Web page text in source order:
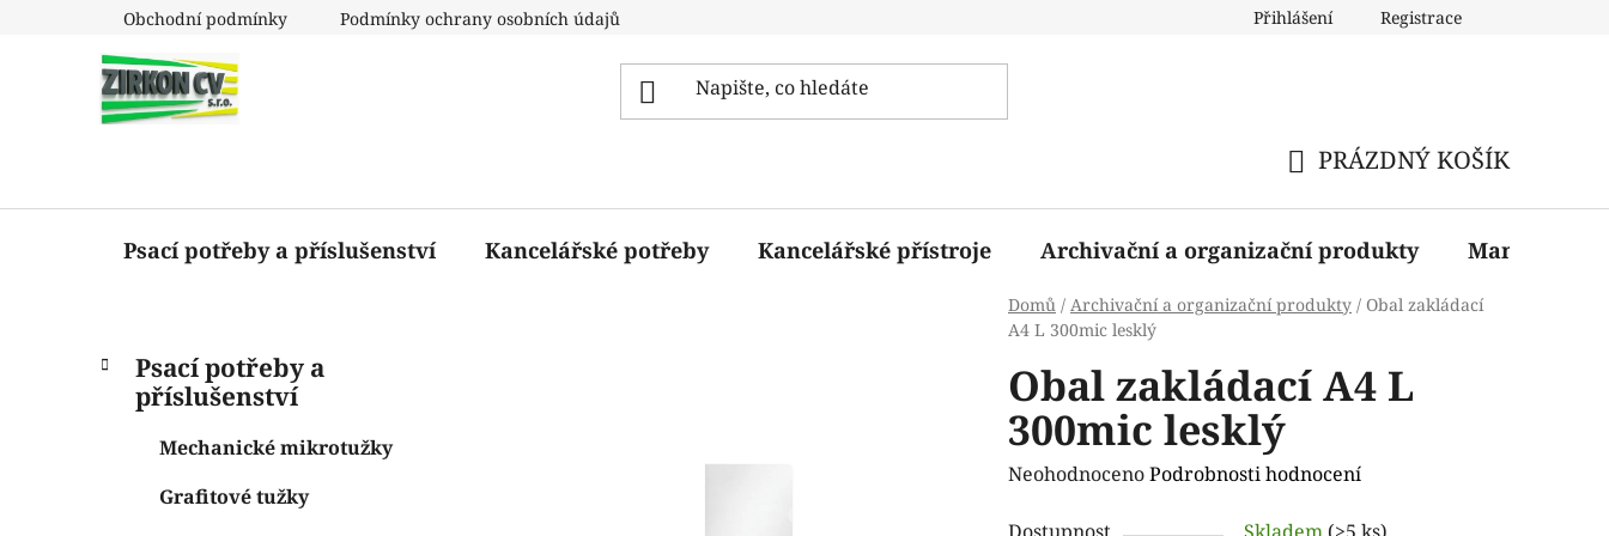
Obchodní podmínky Podmínky ochrany osobních údajů Přihlášení Registrace
KOŠÍK
PRÁZDNÝ KOŠÍK
Psací potřeby a příslušenství Kancelářské potřeby Kancelářské přístroje Archivační a organizační produkty Manažerské
Domů / Archivační a organizační produkty / Obal zakládací
A4 L 300mic lesklý
P
Přeskočit
kategorie
K
a
Psací potřeby a
příslušenství
Mechanické mikrotužky
Grafitové tužky
Obal zakládací A4 L
300mic lesklý
Průměrné
NeohodnocenoPodrobnosti hodnocení